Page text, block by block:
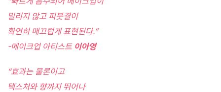
밀리지 않고 피붓결이
확연히 매끄럽게 표현된다.”
-메이크업 아티스트 이아영
“효과는 물론이고
텍스처와 향까지 뛰어나